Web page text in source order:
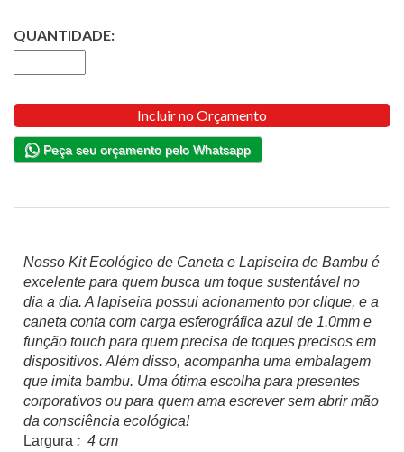
QUANTIDADE:
Incluir no Orçamento
Peça seu orçamento pelo Whatsapp
Nosso Kit Ecológico de Caneta e Lapiseira de Bambu é
excelente para quem busca um toque sustentável no
dia a dia. A lapiseira possui acionamento por clique, e a
caneta conta com carga esferográfica azul de 1.0mm e
função touch para quem precisa de toques precisos em
dispositivos. Além disso, acompanha uma embalagem
que imita bambu. Uma ótima escolha para presentes
corporativos ou para quem ama escrever sem abrir mão
da consciência ecológica!
Largura : 4 cm